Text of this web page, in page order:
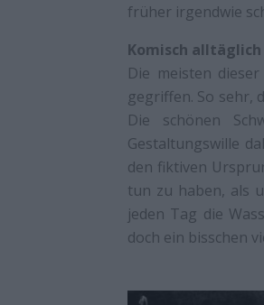
früher irgendwie
Komisch alltäglich
Die meisten
gegriffen. So sehr,
Die schönen
Gestaltungswille
den fiktiven
tun zu haben, als
jeden Tag die
doch ein bisschen